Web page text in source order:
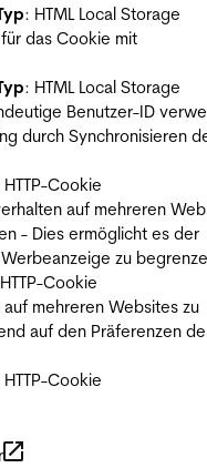
: HTML Local Storage
das Cookie mit
: HTML Local Storage
Benutzer-ID
durch Synchronisieren
HTTP-Cookie
auf mehreren
- Dies ermöglicht es der
zu
Cookie
mehreren Websites zu
auf den Präferenzen
HTTP-Cookie